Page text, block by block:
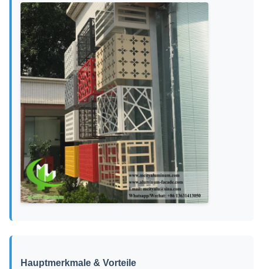
Hauptmerkmale & Vorteile